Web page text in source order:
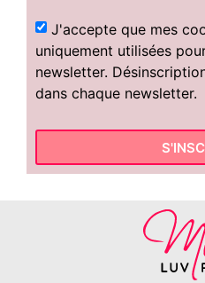
J'accepte que mes
uniquement utilisées
newsletter.
dans chaque newsletter.